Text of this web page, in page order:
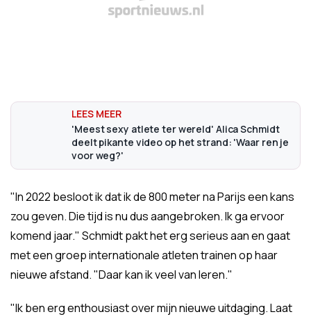
'Meest sexy atlete ter wereld' Alica Schmidt
deelt pikante video op het strand: 'Waar ren je
voor weg?'
"In 2022 besloot ik dat ik de 800 meter na Parijs een kans
zou geven. Die tijd is nu dus aangebroken. Ik ga ervoor
komend jaar." Schmidt pakt het erg serieus aan en gaat
met een groep internationale atleten trainen op haar
nieuwe afstand. "Daar kan ik veel van leren."
"Ik ben erg enthousiast over mijn nieuwe uitdaging. Laat